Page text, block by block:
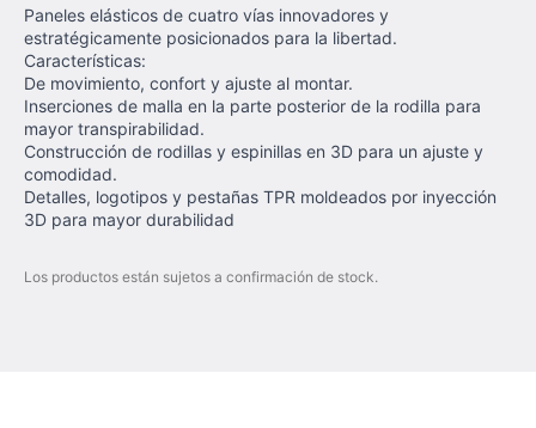
Paneles elásticos de cuatro vías innovadores y
estratégicamente posicionados para la libertad.
Características:
De movimiento, confort y ajuste al montar.
Inserciones de malla en la parte posterior de la rodilla para
mayor transpirabilidad.
Construcción de rodillas y espinillas en 3D para un ajuste y
comodidad.
Detalles, logotipos y pestañas TPR moldeados por inyección
3D para mayor durabilidad
Los productos están sujetos a confirmación de stock.